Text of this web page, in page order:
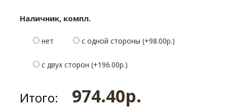
Наличник, компл.
нет с одной стороны (+98.00р.)
с двух сторон (+196.00р.)
Итого: 974.40р.